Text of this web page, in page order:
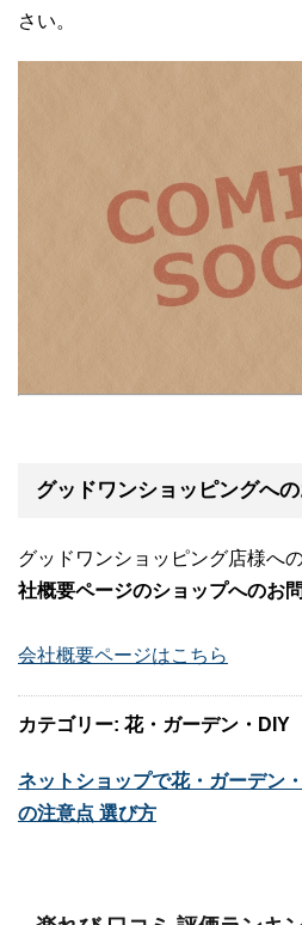
さい。
グッドワンショッピングへ
グッドワンショッピング店様へ
社概要ページのショップへのお
会社概要ページはこちら
カテゴリー: 花・ガーデン・DIY
ネットショップで花・ガーデン
の注意点 選び方